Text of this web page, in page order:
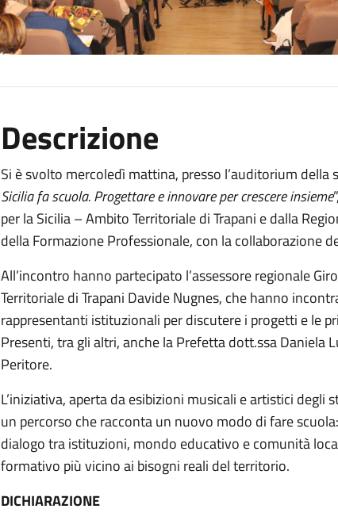
Descrizione
Si è svolto mercoledì mattina, presso l’auditorium della
Sicilia fa scuola. Progettare e innovare per crescere insieme
per la Sicilia – Ambito Territoriale di Trapani e dalla
della Formazione Professionale, con la collaborazione
All’incontro hanno partecipato l’assessore regionale
Territoriale di Trapani Davide Nugnes, che hanno
rappresentanti istituzionali per discutere i progetti e le
Presenti, tra gli altri, anche la Prefetta dott.ssa Daniela
Peritore.
L’iniziativa, aperta da esibizioni musicali e artistici
un percorso che racconta un nuovo modo di fare
dialogo tra istituzioni, mondo educativo e comunità
formativo più vicino ai bisogni reali del territorio.
DICHIARAZIONE